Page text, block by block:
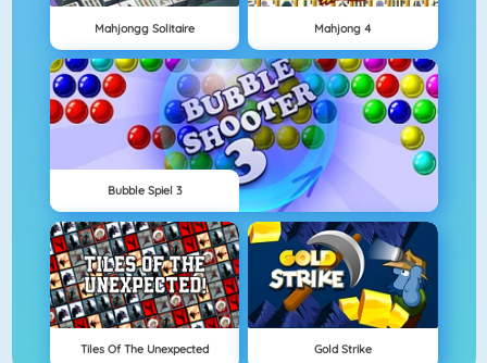
Mahjongg Solitaire Mahjong 4
Bubble Spiel 3
Tiles Of The Unexpected Gold Strike